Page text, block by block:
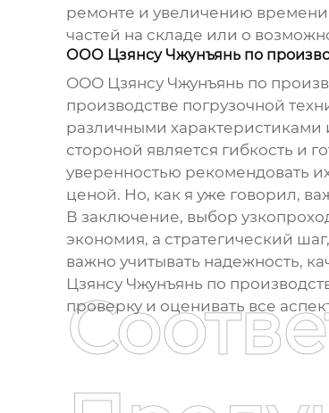
ремонте и увеличению времени
частей на складе или о
ООО Цзянсу Чжунъянь по
ООО Цзянсу Чжунъянь по
производстве погрузочной
различными характеристиками
стороной является гибкость и
уверенностью рекомендовать
ценой. Но, как я уже говорил,
В заключение, выбор
экономия, а стратегический
важно учитывать надежность,
Цзянсу Чжунъянь по
проверку и оценивать все